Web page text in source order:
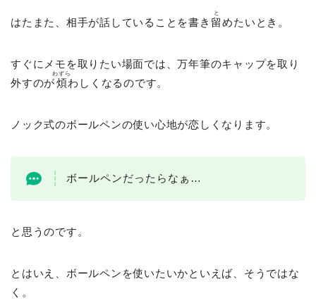
はたまた、相手が話していることを書き 留
と
めたいとき。
すぐにメモを取りたい場面では、万年筆のキャップを取り
外すのが煩
わずら
わしくなるのです。
ノック式のボールペンの使い心地が恋しくなります。
ボールペンだったらなぁ…
と思うのです。
とはいえ、ボールペンを使いたいかといえば、そうではな
く。